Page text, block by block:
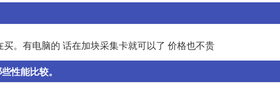
。有电脑的 话在加块采集卡就可以了 价格也不贵
性能比较。